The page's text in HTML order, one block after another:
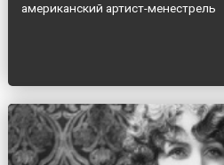
американский артист-менестрель